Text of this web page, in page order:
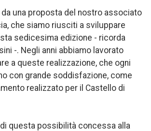
una proposta del nostro associato
che siamo riusciti a sviluppare
sedicesima edizione - ricorda
-. Negli anni abbiamo lavorato
a queste realizzazione, che ogni
con grande soddisfazione, come
realizzato per il Castello di
questa possibilità concessa alla